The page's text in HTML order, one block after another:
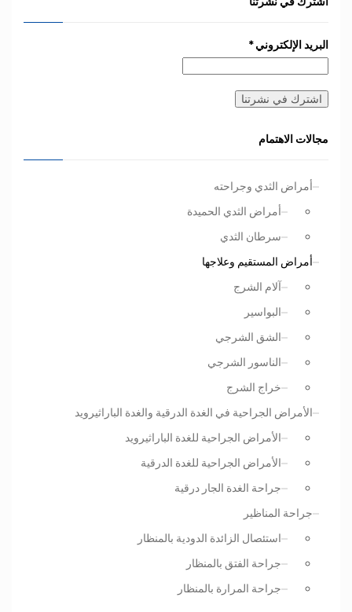
البريد الإلكتروني*
مجالات الاهتمام
أمراض الثدي وجراحته
أمراض الثدي الحميدة
سرطان الثدي
أمراض المستقيم وعلاجها
آلام الشرج
البواسير
الشق الشرجي
الناسور الشرجي
خراج الشرج
الأمراض الجراحية في الغدة الدرقية والغدة الباراثيرويد
الأمراض الجراحية للغدة الباراثيرويد
الأمراض الجراحية للغدة الدرقية
جراحة الغدة الجار درقية
جراحة المناظير
استئصال الزائدة الدودية بالمنظار
جراحة الفتق بالمنظار
جراحة المرارة بالمنظار